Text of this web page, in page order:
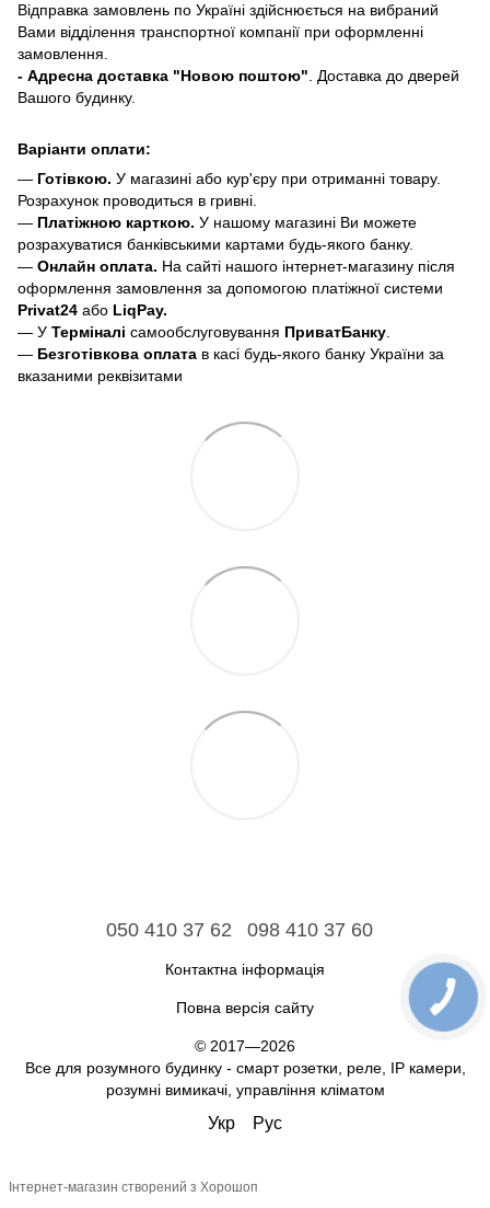
Відправка замовлень по Україні здійснюється на вибраний
Вами відділення транспортної компанії при оформленні
замовлення.
- Адресна доставка "Новою поштою" . Доставка до дверей
Вашого будинку.
Варіанти оплати:
— Готівкою. У магазині або кур'єру при отриманні товару.
Розрахунок проводиться в гривні.
— Платіжною карткою. У нашому магазині Ви можете
розрахуватися банківськими картами будь-якого банку.
— Онлайн оплата. На сайті нашого інтернет-магазину після
оформлення замовлення за допомогою платіжної системи
Privat24 або LiqPay.
— У Терміналі самообслуговування ПриватБанку
— Безготівкова оплата в касі будь-якого банку України за
вказаними реквізитами
050 410 37 62 098 410 37 60
Контактна інформація
Повна версія сайту
© 2017—2026
Все для розумного будинку - смарт розетки, реле, IP камери,
розумні вимикачі, управління кліматом
Укр Рус
Інтернет-магазин створений з Хорошоп